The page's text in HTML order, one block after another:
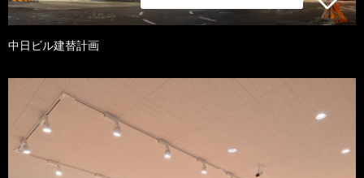
中日ビル建替計画